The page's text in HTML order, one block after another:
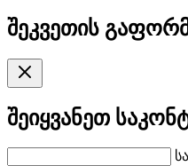
შეკვეთის
შეიყვანეთ